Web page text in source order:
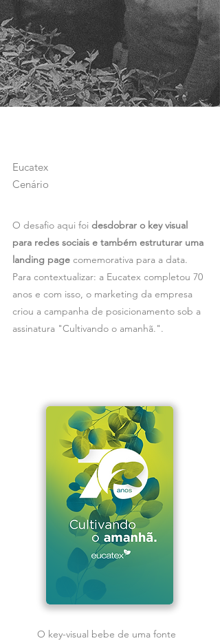
Eucatex
Cenário
O desafio aqui foi desdobrar o key visual
para redes sociais e também estruturar uma
landing page comemorativa para a data.
Para contextualizar: a Eucatex completou 70
anos e com isso, o marketing da empresa
criou a campanha de posicionamento sob a
assinatura "Cultivando o amanhã.".
O key-visual bebe de uma fonte